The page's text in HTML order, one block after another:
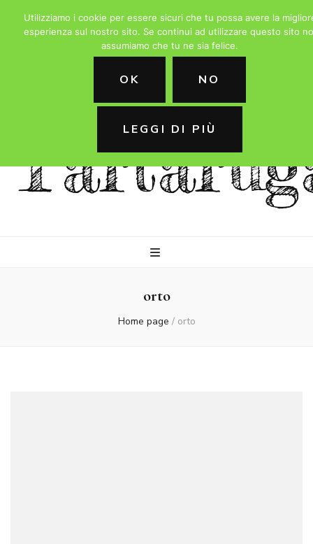
La
orto
Home page / orto
Utilizziamo i cookie per essere sicuri che tu possa avere la
esperienza sul nostro sito. Se continui ad utilizzare questo sito
assumiamo che tu ne sia felice.
OK NO
LEGGI DI PIÙ